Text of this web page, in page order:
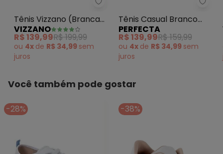
Tênis Vizzano (Branca) em
Tênis Vizzano (Branca)
em Sintético
VIZZANO
R$ 139,99R$ 199,99
ou 4x de R$ 34,99 sem
juros
Tênis Casual Branco
em Sintético
PERFECTA
R$ 139,99R$ 159,99
ou 4x de R$ 34,99 sem
juros
Você também pode gostar
-28% -38%